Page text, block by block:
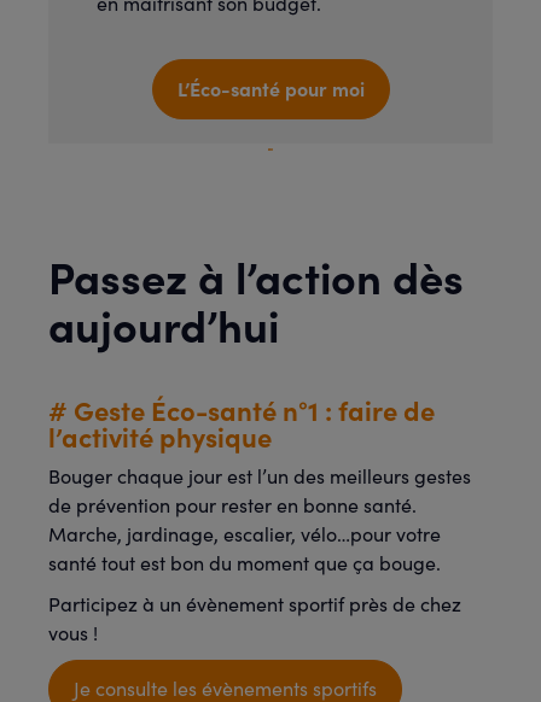
L’Éco-santé pour moi
Passez à l’action dès
aujourd’hui
# Geste Éco-santé n°1 : faire de
l’activité physique
Bouger chaque jour est l’un des meilleurs gestes
de prévention pour rester en bonne santé.
Marche, jardinage, escalier, vélo…pour votre
santé tout est bon du moment que ça bouge.
Participez à un évènement sportif près de chez
vous !
Je consulte les évènements sportifs